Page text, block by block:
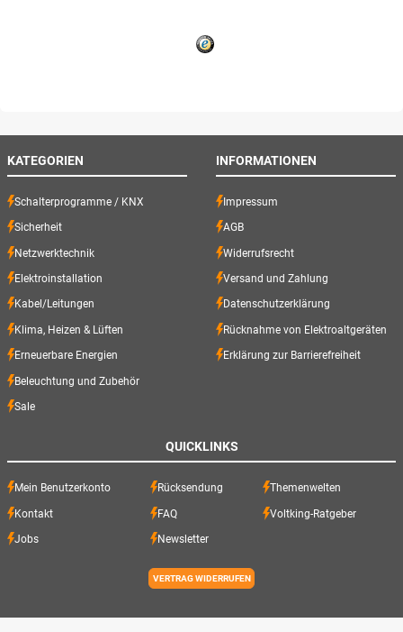
KATEGORIEN
Schalterprogramme / KNX
Sicherheit
Netzwerktechnik
Elektroinstallation
Kabel/Leitungen
Klima, Heizen & Lüften
Erneuerbare Energien
Beleuchtung und Zubehör
Sale
INFORMATIONEN
Impressum
AGB
Widerrufsrecht
Versand und Zahlung
Datenschutzerklärung
Rücknahme von Elektroaltgeräten
Erklärung zur Barrierefreiheit
QUICKLINKS
Mein Benutzerkonto Rücksendung Themenwelten
Kontakt FAQ Voltking-Ratgeber
Jobs Newsletter
VERTRAG WIDERRUFEN